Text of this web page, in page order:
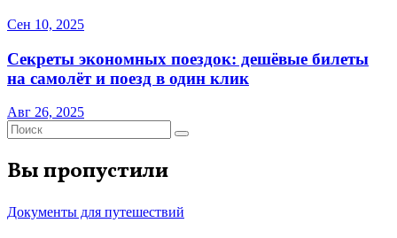
Сен 10, 2025
Секреты экономных поездок: дешёвые билеты
на самолёт и поезд в один клик
Авг 26, 2025
Вы пропустили
Документы для путешествий